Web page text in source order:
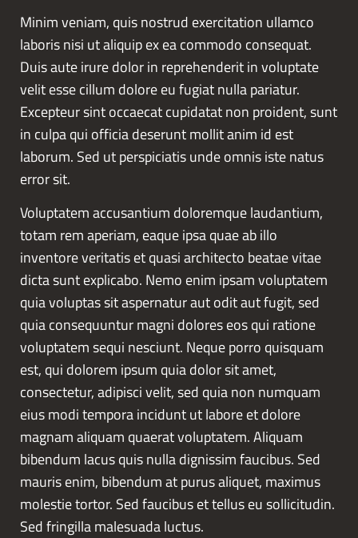
Minim veniam, quis nostrud exercitation ullamco
laboris nisi ut aliquip ex ea commodo consequat.
Duis aute irure dolor in reprehenderit in voluptate
velit esse cillum dolore eu fugiat nulla pariatur.
Excepteur sint occaecat cupidatat non proident, sunt
in culpa qui officia deserunt mollit anim id est
laborum. Sed ut perspiciatis unde omnis iste natus
error sit.
Voluptatem accusantium doloremque laudantium,
totam rem aperiam, eaque ipsa quae ab illo
inventore veritatis et quasi architecto beatae vitae
dicta sunt explicabo. Nemo enim ipsam voluptatem
quia voluptas sit aspernatur aut odit aut fugit, sed
quia consequuntur magni dolores eos qui ratione
voluptatem sequi nesciunt. Neque porro quisquam
est, qui dolorem ipsum quia dolor sit amet,
consectetur, adipisci velit, sed quia non numquam
eius modi tempora incidunt ut labore et dolore
magnam aliquam quaerat voluptatem. Aliquam
bibendum lacus quis nulla dignissim faucibus. Sed
mauris enim, bibendum at purus aliquet, maximus
molestie tortor. Sed faucibus et tellus eu sollicitudin.
Sed fringilla malesuada luctus.